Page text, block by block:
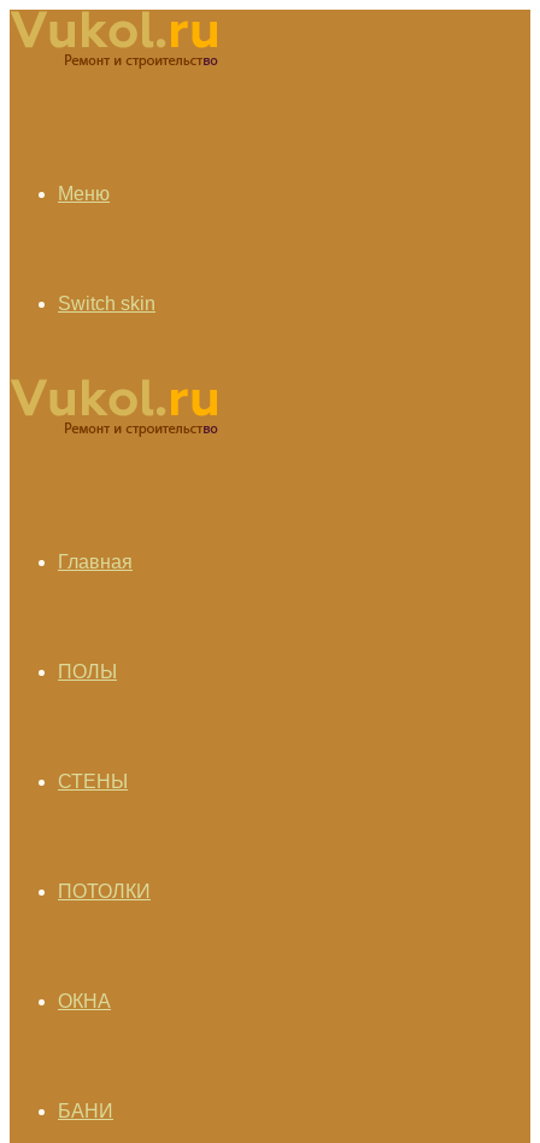
Меню
Switch skin
Главная
ПОЛЫ
СТЕНЫ
ПОТОЛКИ
ОКНА
БАНИ